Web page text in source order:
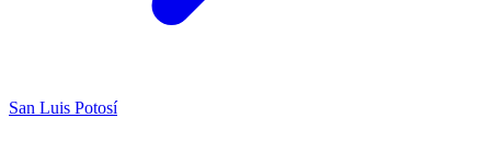
San Luis Potosí